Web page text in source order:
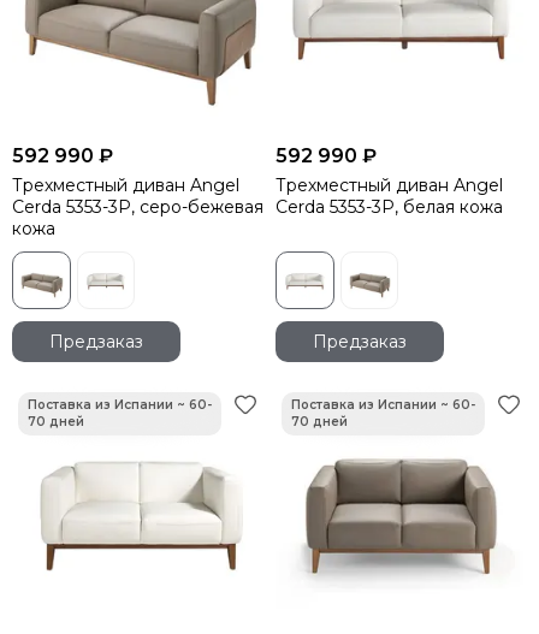
592 990 ₽
Трехместный диван Angel
Cerda 5353-3P, серо-бежевая
кожа
Предзаказ
592 990 ₽
Трехместный диван Angel
Cerda 5353-3P, белая кожа
Предзаказ